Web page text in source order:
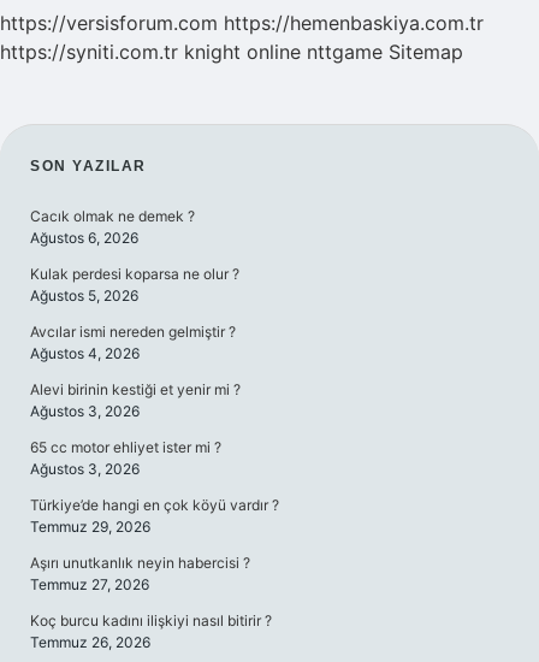
https://versisforum.com https://hemenbaskiya.com.tr
https://syniti.com.tr knight online nttgame Sitemap
SIDEBAR
SON YAZILAR
Cacık olmak ne demek ?
Ağustos 6, 2026
Kulak perdesi koparsa ne olur ?
Ağustos 5, 2026
Avcılar ismi nereden gelmiştir ?
Ağustos 4, 2026
Alevi birinin kestiği et yenir mi ?
Ağustos 3, 2026
65 cc motor ehliyet ister mi ?
Ağustos 3, 2026
Türkiye’de hangi en çok köyü vardır ?
Temmuz 29, 2026
Aşırı unutkanlık neyin habercisi ?
Temmuz 27, 2026
Koç burcu kadını ilişkiyi nasıl bitirir ?
Temmuz 26, 2026